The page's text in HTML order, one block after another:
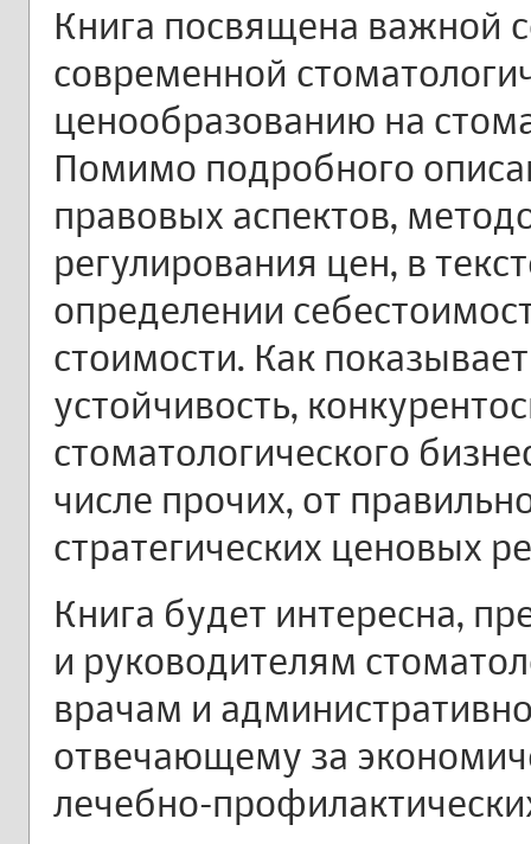
Книга посвящена важной
современной
ценообразованию на
Помимо подробного
правовых аспектов,
регулирования цен, в
определении
стоимости. Как
устойчивость,
стоматологического
числе прочих, от
стратегических ценовых
Книга будет интересна,
и руководителям
врачам и
отвечающему за
лечебно-